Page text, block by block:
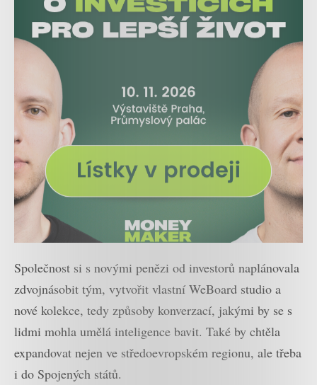
Společnost si s novými penězi od investorů naplánovala
zdvojnásobit tým, vytvořit vlastní WeBoard studio a
nové kolekce, tedy způsoby konverzací, jakými by se s
lidmi mohla umělá inteligence bavit. Také by chtěla
expandovat nejen ve středoevropském regionu, ale třeba
i do Spojených států.